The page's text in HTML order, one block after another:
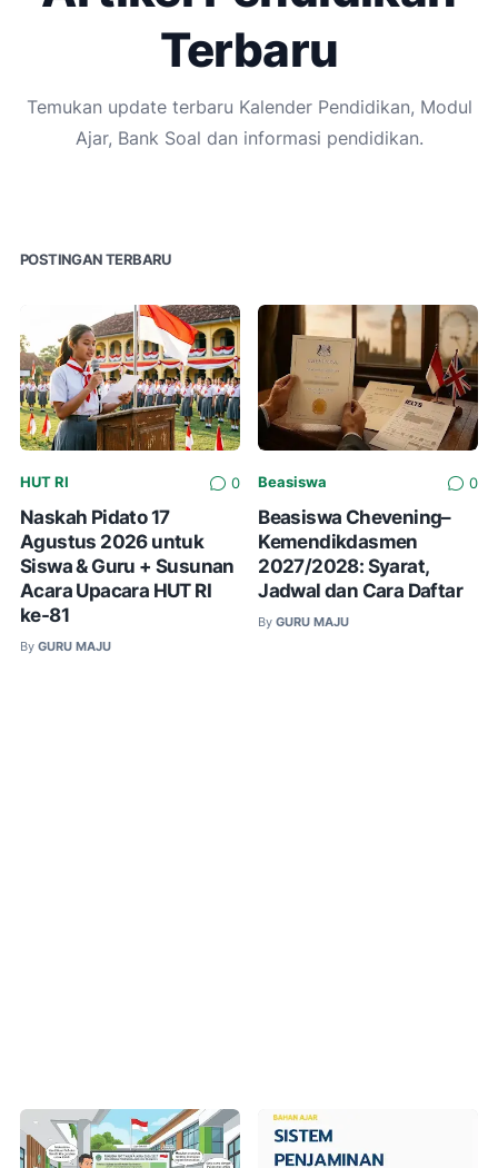
Terbaru
Temukan update terbaru Kalender Pendidikan, Modul
Ajar, Bank Soal dan informasi pendidikan.
POSTINGAN TERBARU
HUT RI 0
Naskah Pidato 17
Agustus 2026 untuk
Siswa & Guru + Susunan
Acara Upacara HUT RI
ke-81
By GURU MAJU
Beasiswa 0
Beasiswa Chevening–
Kemendikdasmen
2027/2028: Syarat,
Jadwal dan Cara Daftar
By GURU MAJU